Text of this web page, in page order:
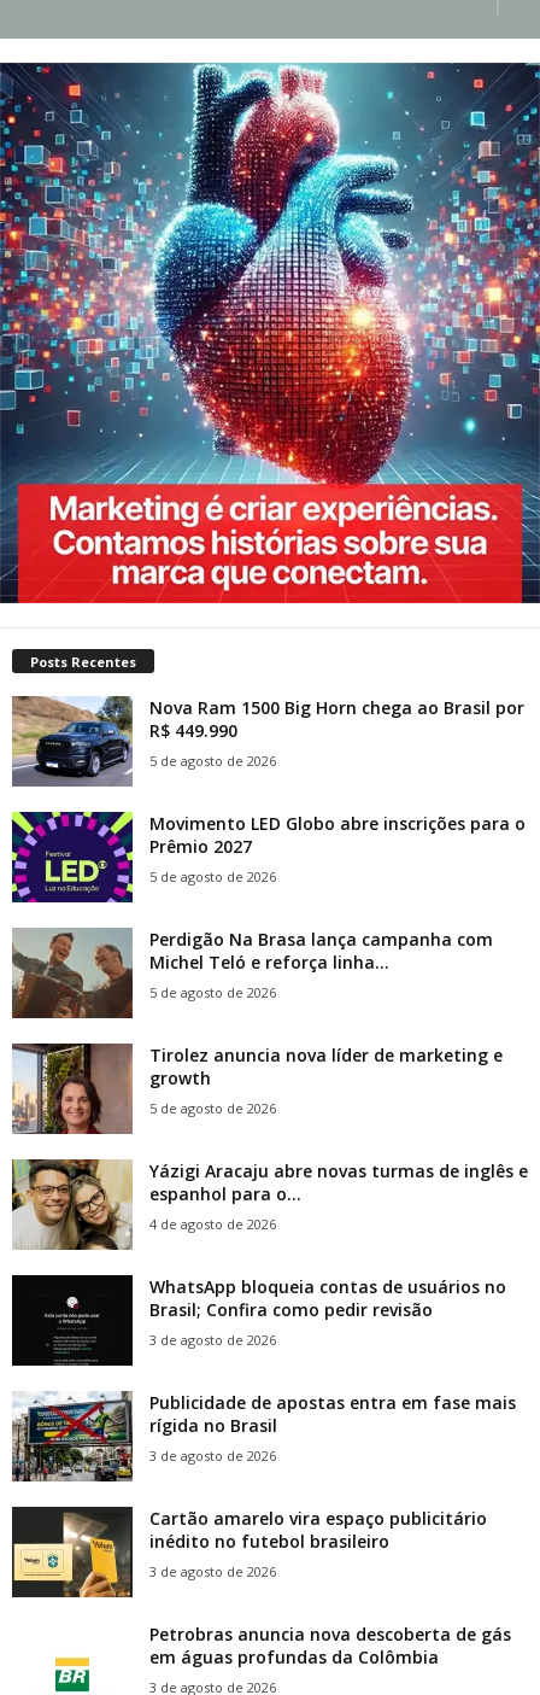
Posts Recentes
Nova Ram 1500 Big Horn chega ao Brasil por
R$ 449.990
5 de agosto de 2026
Movimento LED Globo abre inscrições para o
Prêmio 2027
5 de agosto de 2026
Perdigão Na Brasa lança campanha com
Michel Teló e reforça linha...
5 de agosto de 2026
Tirolez anuncia nova líder de marketing e
growth
5 de agosto de 2026
Yázigi Aracaju abre novas turmas de inglês e
espanhol para o...
4 de agosto de 2026
WhatsApp bloqueia contas de usuários no
Brasil; Confira como pedir revisão
3 de agosto de 2026
Publicidade de apostas entra em fase mais
rígida no Brasil
3 de agosto de 2026
Cartão amarelo vira espaço publicitário
inédito no futebol brasileiro
3 de agosto de 2026
Petrobras anuncia nova descoberta de gás
em águas profundas da Colômbia
3 de agosto de 2026